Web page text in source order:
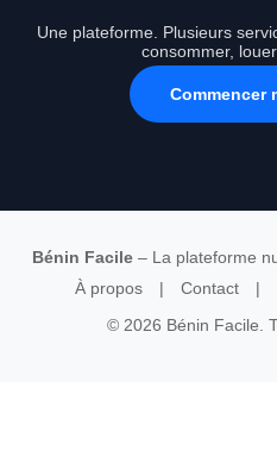
Une plateforme. Plusieurs
consommer,
Commencer
Bénin Facile– La plateforme
À propos
| Contact |
© 2026 Bénin Facile.